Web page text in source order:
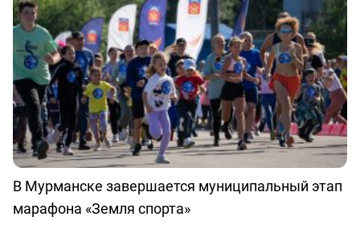
В Мурманске завершается муниципальный этап
марафона «Земля спорта»